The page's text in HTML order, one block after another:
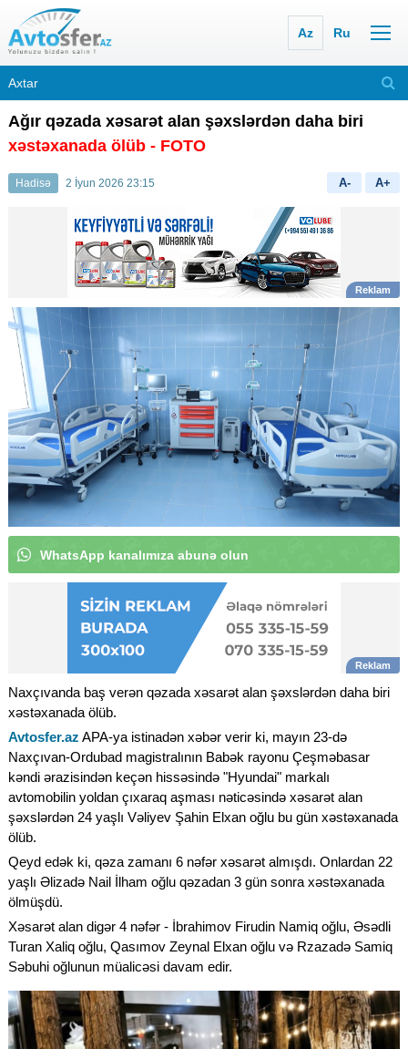
Az Ru
Ağır qəzada xəsarət alan şəxslərdən daha biri
xəstəxanada ölüb - FOTO
Hadisə 2 İyun 2026 23:15 A- A+
WhatsApp |
Naxçıvanda baş verən qəzada xəsarət alan şəxslərdən daha biri
xəstəxanada ölüb.
Avtosfer.az APA-ya istinadən xəbər verir ki, mayın 23-də
Naxçıvan-Ordubad magistralının Babək rayonu Çeşməbasar
kəndi ərazisindən keçən hissəsində "Hyundai" markalı
avtomobilin yoldan çıxaraq aşması nəticəsində xəsarət alan
şəxslərdən 24 yaşlı Vəliyev Şahin Elxan oğlu bu gün xəstəxanada
ölüb.
Qeyd edək ki, qəza zamanı 6 nəfər xəsarət almışdı. Onlardan 22
yaşlı Əlizadə Nail İlham oğlu qəzadan 3 gün sonra xəstəxanada
ölmüşdü.
Xəsarət alan digər 4 nəfər - İbrahimov Firudin Namiq oğlu, Əsədli
Turan Xaliq oğlu, Qasımov Zeynal Elxan oğlu və Rzazadə Samiq
Səbuhi oğlunun müalicəsi davam edir.